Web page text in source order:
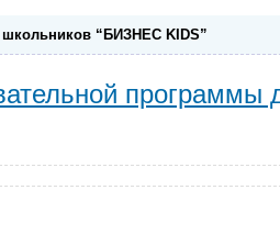
“БИЗНЕС KIDS”
программы